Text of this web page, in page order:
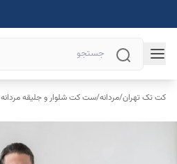
کت تک تهران/مردانه/ست کت شلوار و جلیقه مردانه